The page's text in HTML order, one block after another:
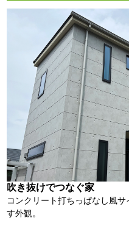
吹き抜けでつなぐ家
コンクリート打ちっぱなし風
す外観。